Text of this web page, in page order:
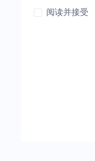
阅读并接受